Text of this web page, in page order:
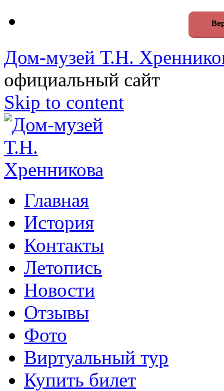
Дом-музей Т.Н.
официальный сайт
Skip to content
Главная
История
Контакты
Летопись
Новости
Отзывы
Фото
Виртуальный тур
Купить билет